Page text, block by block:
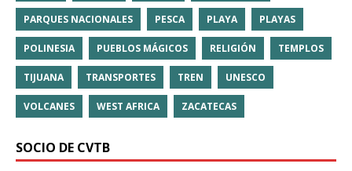
PARQUES NACIONALES PESCA PLAYA PLAYAS
POLINESIA PUEBLOS MÁGICOS RELIGIÓN TEMPLOS
TIJUANA TRANSPORTES TREN UNESCO
VOLCANES WEST AFRICA ZACATECAS
SOCIO DE CVTB